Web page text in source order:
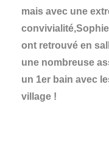
mais avec une
ont retrouvé en
une nombreuse
un 1er bain avec
village !